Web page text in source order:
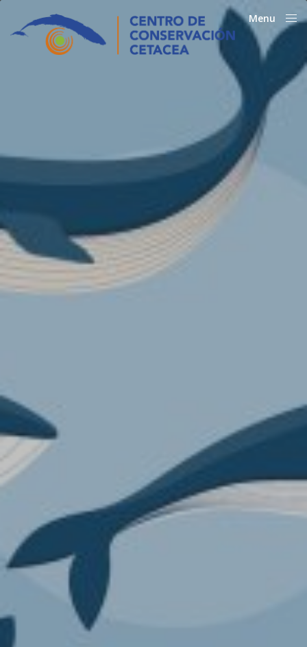
Menu
Close